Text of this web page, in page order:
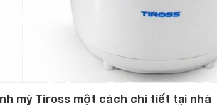
mỳ Tiross một cách chi tiết tại nhà